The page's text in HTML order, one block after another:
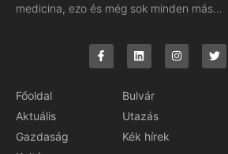
medicina, ezo és még sok minden más…
Főoldal
Aktuális
Gazdaság
Bulvár
Utazás
Kék hírek